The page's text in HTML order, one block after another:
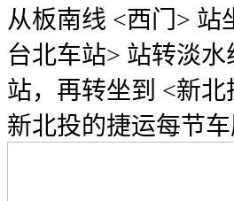
从板南线 <西门> 站
台北车站> 站转淡
站，再转坐到 <新北
新北投的捷运每节